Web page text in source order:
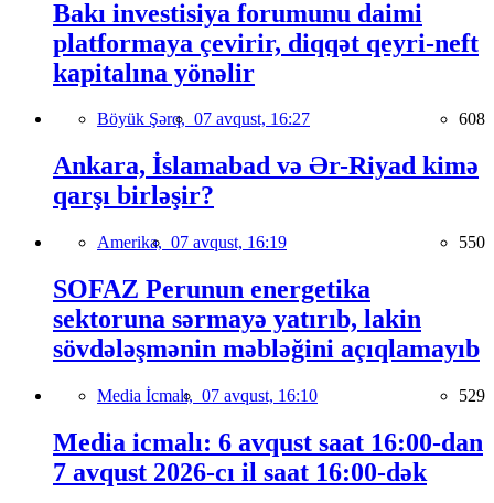
Bakı investisiya forumunu daimi
platformaya çevirir, diqqət qeyri-neft
kapitalına yönəlir
Böyük Şərq, 07 avqust, 16:27 608
Ankara, İslamabad və Ər-Riyad kimə
qarşı birləşir?
Amerika, 07 avqust, 16:19 550
SOFAZ Perunun energetika
sektoruna sərmayə yatırıb, lakin
sövdələşmənin məbləğini açıqlamayıb
Media İcmalı, 07 avqust, 16:10 529
Media icmalı: 6 avqust saat 16:00-dan
7 avqust 2026-cı il saat 16:00-dək